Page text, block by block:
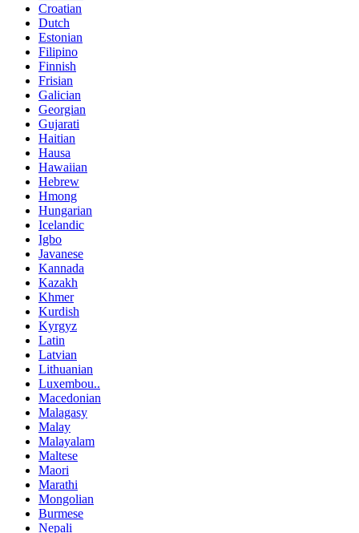
Croatian
Dutch
Estonian
Filipino
Finnish
Frisian
Galician
Georgian
Gujarati
Haitian
Hausa
Hawaiian
Hebrew
Hmong
Hungarian
Icelandic
Igbo
Javanese
Kannada
Kazakh
Khmer
Kurdish
Kyrgyz
Latin
Latvian
Lithuanian
Luxembou..
Macedonian
Malagasy
Malay
Malayalam
Maltese
Maori
Marathi
Mongolian
Burmese
Nepali